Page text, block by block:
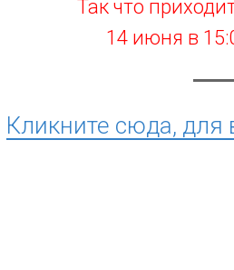
Так что
14 июня в
Кликните сюда, для